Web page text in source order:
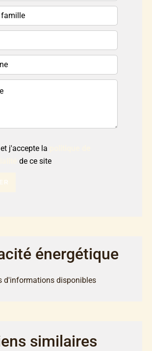
j'accepte la
de ce site
énergétique
d'informations disponibles
similaires